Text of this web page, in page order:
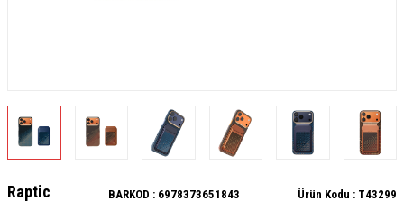
Raptic BARKOD : 6978373651843 Ürün Kodu : T43299